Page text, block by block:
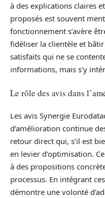
à des explications claires
proposés est souvent
fonctionnement s’avère
fidéliser la clientèle et
satisfaits qui ne se
informations, mais s’y
Le rôle des avis dans
Les avis Synergie
d’amélioration continue
retour direct qui, s’il est
en levier d’optimisation.
à des propositions
processus. En intégrant
démontre une volonté